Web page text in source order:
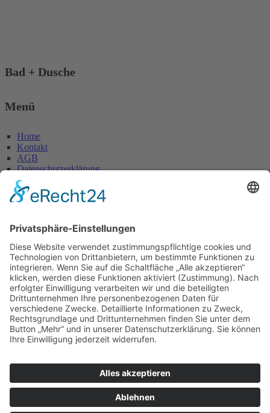
Bad + Dusche
Menü
Home
Kontakt
AGB
Datenschutzerklärung
Impressum
Max-Holder-Straße 13
60437 Frankfurt/M.
Tel.: 069 / 50 28 58
Fax: 069 / 50 21 90
E-Mail: info@glaserei-becker.de
Bürozeiten
Montag bis Donnerstag:
14:00 – 16:00 Uhr
Freitag: 07:00 – 13:00 Uhr